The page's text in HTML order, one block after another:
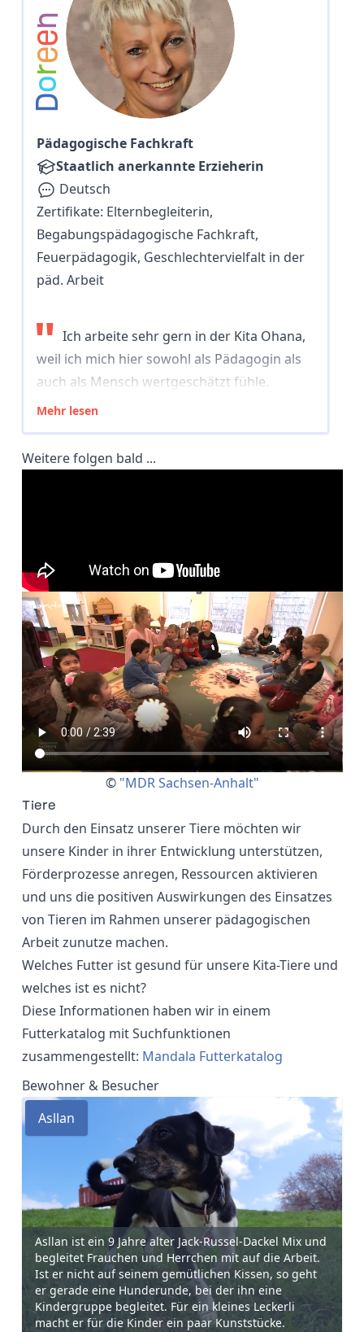
D
o
r
e
e
n
Pädagogische Fachkraft
Staatlich anerkannte Erzieherin
Deutsch
Zertifikate: Elternbegleiterin,
Begabungspädagogische Fachkraft,
Feuerpädagogik, Geschlechtervielfalt in der
päd. Arbeit
" Ich arbeite sehr gern in der Kita Ohana,
weil ich mich hier sowohl als Pädagogin als
auch als Mensch wertgeschätzt fühle.
Mehr lesen
Weitere folgen bald ...
© "MDR Sachsen-Anhalt"
Tiere
Durch den Einsatz unserer Tiere möchten wir
unsere Kinder in ihrer Entwicklung unterstützen,
Förderprozesse anregen, Ressourcen aktivieren
und uns die positiven Auswirkungen des Einsatzes
von Tieren im Rahmen unserer pädagogischen
Arbeit zunutze machen.
Welches Futter ist gesund für unsere Kita-Tiere und
welches ist es nicht?
Diese Informationen haben wir in einem
Futterkatalog mit Suchfunktionen
zusammengestellt: Mandala Futterkatalog
Bewohner & Besucher
Asllan
Asllan ist ein 9 Jahre alter Jack-Russel-Dackel Mix und
begleitet Frauchen und Herrchen mit auf die Arbeit.
Ist er nicht auf seinem gemütlichen Kissen, so geht
er gerade eine Hunderunde, bei der ihn eine
Kindergruppe begleitet. Für ein kleines Leckerli
macht er für die Kinder ein paar Kunststücke.